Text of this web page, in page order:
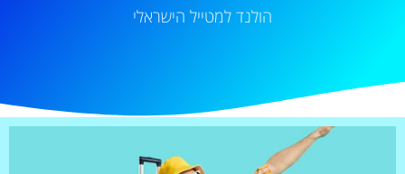
הולנד למטייל הישראלי